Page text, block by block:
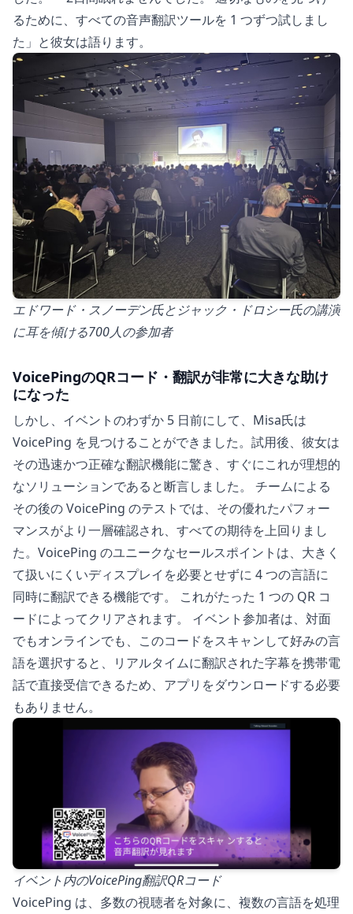
るために、すべての音声翻訳ツールを 1 つずつ試しまし
た」と彼女は語ります。
エドワード・スノーデン氏とジャック・ドロシー氏の講演
に耳を傾ける700人の参加者
VoicePingのQRコード・翻訳が非常に大きな助け
になった
しかし、イベントのわずか 5 日前にして、Misa氏は
VoicePing を見つけることができました。試用後、彼女は
その迅速かつ正確な翻訳機能に驚き、すぐにこれが理想的
なソリューションであると断言しました。 チームによる
その後の VoicePing のテストでは、その優れたパフォー
マンスがより一層確認され、すべての期待を上回りまし
た。VoicePing のユニークなセールスポイントは、大きく
て扱いにくいディスプレイを必要とせずに 4 つの言語に
同時に翻訳できる機能です。 これがたった 1 つの QR コ
ードによってクリアされます。 イベント参加者は、対面
でもオンラインでも、このコードをスキャンして好みの言
語を選択すると、リアルタイムに翻訳された字幕を携帯電
話で直接受信できるため、アプリをダウンロードする必要
もありません。
イベント内のVoicePing翻訳QRコード
VoicePing は、多数の視聴者を対象に、複数の言語を処理